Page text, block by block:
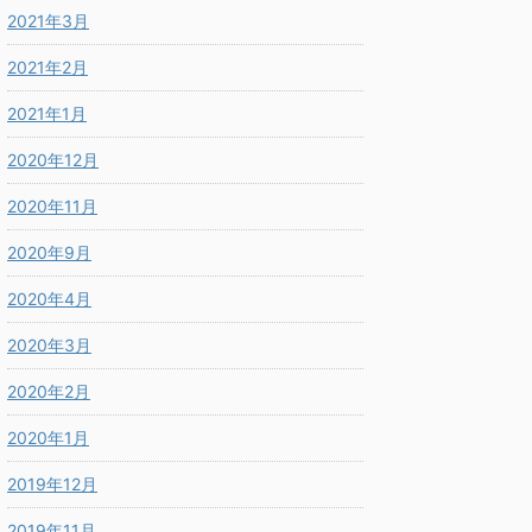
2021年3月
2021年2月
2021年1月
2020年12月
2020年11月
2020年9月
2020年4月
2020年3月
2020年2月
2020年1月
2019年12月